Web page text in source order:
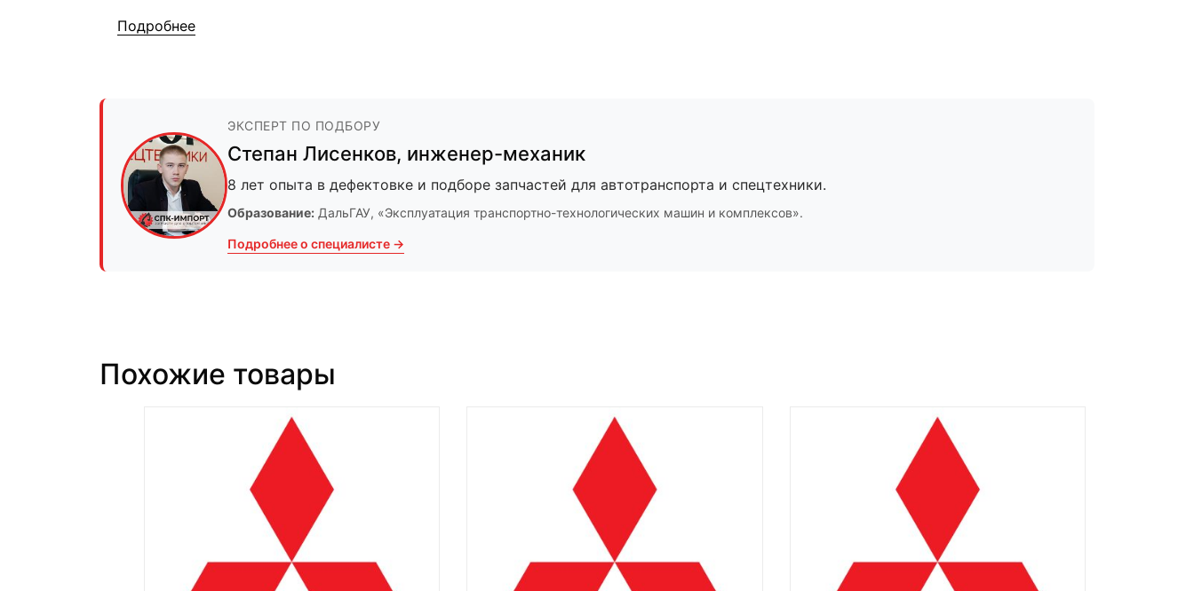
Подробнее
ЭКСПЕРТ ПО ПОДБОРУ
Степан Лисенков, инженер-механик
8 лет опыта в дефектовке и подборе запчастей для автотранспорта и спецтехники.
Образование: ДальГАУ, «Эксплуатация транспортно-технологических машин и комплексов».
Подробнее о специалисте →
Похожие товары